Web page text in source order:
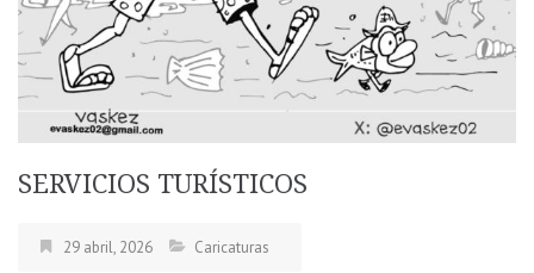
SERVICIOS TURÍSTICOS
29 abril, 2026 Caricaturas